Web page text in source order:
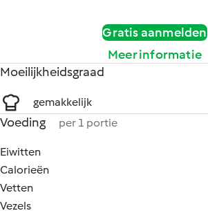
Gratis aanmelden
Meer informatie
Moeilijkheidsgraad
gemakkelijk
Voeding per 1 portie
Eiwitten
Calorieën
Vetten
Vezels